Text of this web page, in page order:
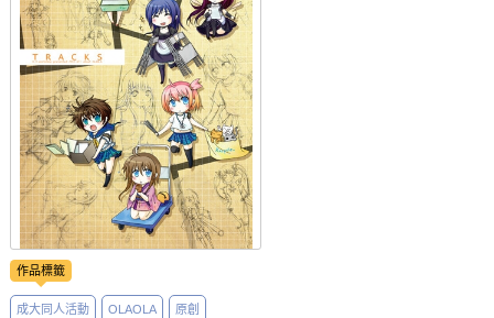
登入
作品標籤
成大同人活動 OLAOLA 原創